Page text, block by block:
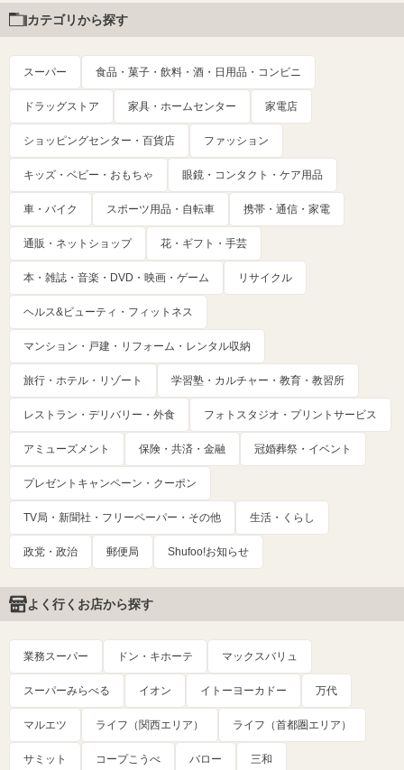
カテゴリから探す
スーパー 食品・菓子・飲料・酒・日用品・コンビニ
ドラッグストア 家具・ホームセンター 家電店
ショッピングセンター・百貨店 ファッション
キッズ・ベビー・おもちゃ 眼鏡・コンタクト・ケア用品
車・バイク スポーツ用品・自転車 携帯・通信・家電
通販・ネットショップ 花・ギフト・手芸
本・雑誌・音楽・DVD・映画・ゲーム リサイクル
ヘルス&ビューティ・フィットネス
マンション・戸建・リフォーム・レンタル収納
旅行・ホテル・リゾート 学習塾・カルチャー・教育・教習所
レストラン・デリバリー・外食 フォトスタジオ・プリントサービス
アミューズメント 保険・共済・金融 冠婚葬祭・イベント
プレゼントキャンペーン・クーポン
TV局・新聞社・フリーペーパー・その他 生活・くらし
政党・政治 郵便局 Shufoo!お知らせ
よく行くお店から探す
業務スーパー ドン・キホーテ マックスバリュ
スーパーみらべる イオン イトーヨーカドー 万代
マルエツ ライフ（関西エリア） ライフ（首都圏エリア）
サミット コープこうべ バロー 三和